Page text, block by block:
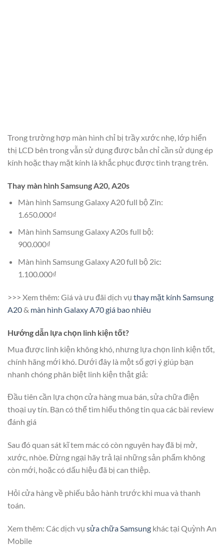
Trong trường hợp màn hình chỉ bị trầy xước nhẹ, lớp hiển
thị LCD bên trong vẫn sử dụng được bản chỉ cần sử dụng ép
kính hoặc thay mặt kính là khắc phục được tình trạng trên.
Thay màn hình Samsung A20, A20s
Màn hình Samsung Galaxy A20 full bộ Zin:
1.650.000₫
Màn hình Samsung Galaxy A20s full bộ:
900.000₫
Màn hình Samsung Galaxy A20 full bộ 2ic:
1.100.000₫
>>> Xem thêm: Giá và ưu đãi dịch vụ thay mặt kính Samsung
A20& màn hình Galaxy A70 giá bao nhiêu
Hướng dẫn lựa chọn linh kiện tốt?
Mua được linh kiện không khó, nhưng lựa chọn linh kiện tốt,
chính hãng mới khó. Dưới đây là một số gợi ý giúp bạn
nhanh chóng phân biệt linh kiện thật giả:
Đầu tiên cần lựa chọn cửa hàng mua bán, sửa chữa điện
thoại uy tín. Bạn có thể tìm hiểu thông tin qua các bài review
đánh giá
Sau đó quan sát kĩ tem mác có còn nguyên hay đã bị mờ,
xước, nhòe. Đừng ngại hãy trả lại những sản phẩm không
còn mới, hoặc có dấu hiệu đã bị can thiệp.
Hỏi cửa hàng về phiếu bảo hành trước khi mua và thanh
toán.
Xem thêm: Các dịch vụ sửa chữa Samsung khác tại Quỳnh An
Mobile